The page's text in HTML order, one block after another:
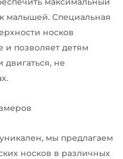
малышей. Специальная
носков
и позволяет детям
двигаться, не
мы предлагаем
носков в различных